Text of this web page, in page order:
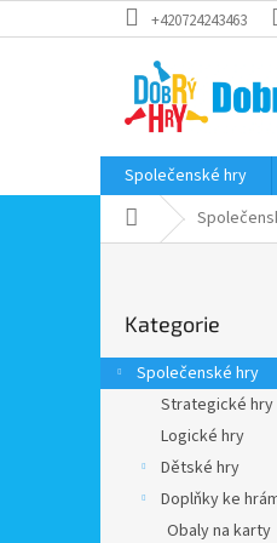
na
+420724243463
Společenské hry
Domů
r
a
kategorie
Kategorie
Společenské hry
Strategické hry
Logické hry
Dětské hry
Doplňky ke
Obaly na karty